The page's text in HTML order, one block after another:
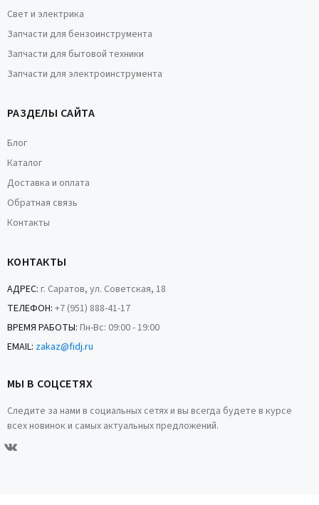
Свет и электрика
Запчасти для бензоинструмента
Запчасти для бытовой техники
Запчасти для электроинструмента
РАЗДЕЛЫ САЙТА
Блог
Каталог
Доставка и оплата
Обратная связь
Контакты
КОНТАКТЫ
АДРЕС: г. Саратов, ул. Советская, 18
ТЕЛЕФОН: +7 (951) 888-41-17
ВРЕМЯ РАБОТЫ: Пн-Вс: 09:00 - 19:00
EMAIL: zakaz@fidj.ru
МЫ В СОЦСЕТЯХ
Следите за нами в социальных сетях и вы всегда будете в курсе
всех новинок и самых актуальных предложений.